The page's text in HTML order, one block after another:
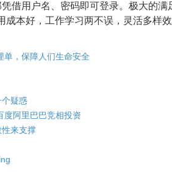
借用户名、密码即可登录。极大的
本好，工作学习两不误，灵活多样效
单，保障人们生命安全
疑惑
度阿里巴巴竞相投资
来支撑